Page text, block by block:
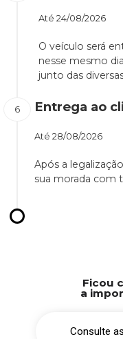
Até 24/08/2026
O veículo será
nesse mesmo
junto das
Entrega ao
Até 28/08/2026
Após a
sua morada com
Ficou
a
Consulte